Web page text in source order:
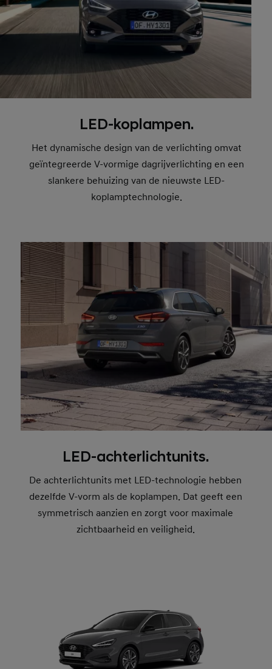
LED-koplampen.
Het dynamische design van de verlichting omvat
geïntegreerde V-vormige dagrijverlichting en een
slankere behuizing van de nieuwste LED-
koplamptechnologie.
LED-achterlichtunits.
De achterlichtunits met LED-technologie hebben
dezelfde V-vorm als de koplampen. Dat geeft een
symmetrisch aanzien en zorgt voor maximale
zichtbaarheid en veiligheid.